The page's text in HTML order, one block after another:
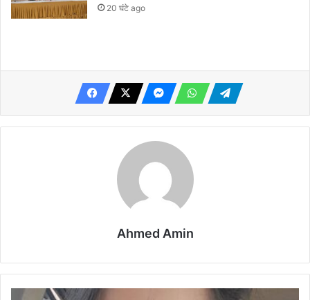
20 घंटे ago
Ahmed Amin